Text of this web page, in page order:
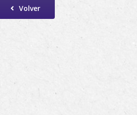
Volver